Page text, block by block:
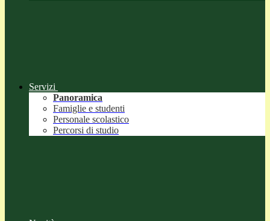
Servizi
Panoramica
Famiglie e studenti
Personale scolastico
Percorsi di studio